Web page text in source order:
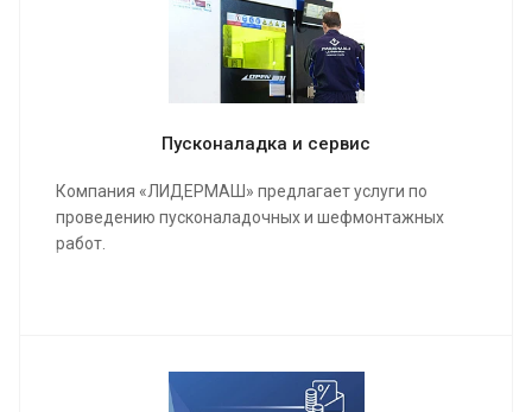
Пусконаладка и сервис
Компания «ЛИДЕРМАШ» предлагает услуги по
проведению пусконаладочных и шефмонтажных
работ.
о выполненных работах и сдадим полностью
качественно настроенный станок в кратчайшие